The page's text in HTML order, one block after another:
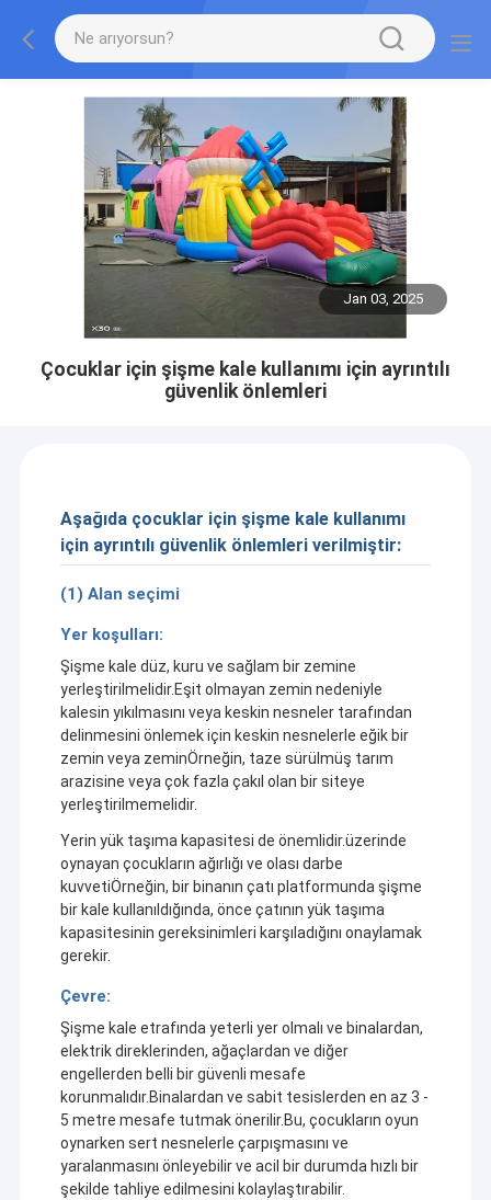
Jan 03, 2025
Çocuklar için şişme kale kullanımı için ayrıntılı
güvenlik önlemleri
Aşağıda çocuklar için şişme kale kullanımı
için ayrıntılı güvenlik önlemleri verilmiştir:
(1) Alan seçimi
Yer koşulları:
Şişme kale düz, kuru ve sağlam bir zemine
yerleştirilmelidir.Eşit olmayan zemin nedeniyle
kalesin yıkılmasını veya keskin nesneler tarafından
delinmesini önlemek için keskin nesnelerle eğik bir
zemin veya zeminÖrneğin, taze sürülmüş tarım
arazisine veya çok fazla çakıl olan bir siteye
yerleştirilmemelidir.
Yerin yük taşıma kapasitesi de önemlidir.üzerinde
oynayan çocukların ağırlığı ve olası darbe
kuvvetiÖrneğin, bir binanın çatı platformunda şişme
bir kale kullanıldığında, önce çatının yük taşıma
kapasitesinin gereksinimleri karşıladığını onaylamak
gerekir.
Çevre:
Şişme kale etrafında yeterli yer olmalı ve binalardan,
elektrik direklerinden, ağaçlardan ve diğer
engellerden belli bir güvenli mesafe
korunmalıdır.Binalardan ve sabit tesislerden en az 3 -
5 metre mesafe tutmak önerilir.Bu, çocukların oyun
oynarken sert nesnelerle çarpışmasını ve
yaralanmasını önleyebilir ve acil bir durumda hızlı bir
şekilde tahliye edilmesini kolaylaştırabilir.